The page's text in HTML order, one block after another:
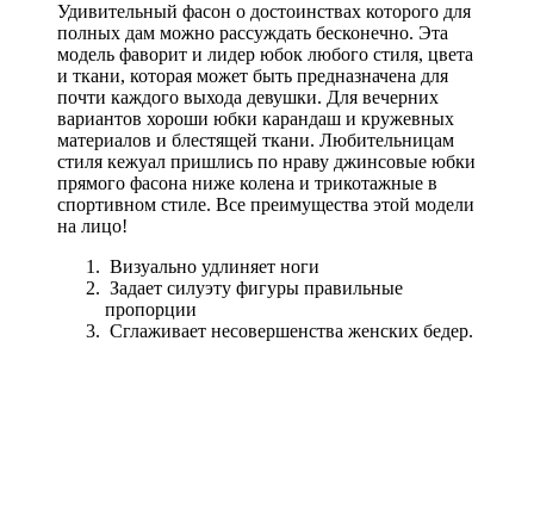
Удивительный фасон о достоинствах которого для
полных дам можно рассуждать бесконечно. Эта
модель фаворит и лидер юбок любого стиля, цвета
и ткани, которая может быть предназначена для
почти каждого выхода девушки. Для вечерних
вариантов хороши юбки карандаш и кружевных
материалов и блестящей ткани. Любительницам
стиля кежуал пришлись по нраву джинсовые юбки
прямого фасона ниже колена и трикотажные в
спортивном стиле. Все преимущества этой модели
на лицо!
Визуально удлиняет ноги
Задает силуэту фигуры правильные
пропорции
Сглаживает несовершенства женских бедер.